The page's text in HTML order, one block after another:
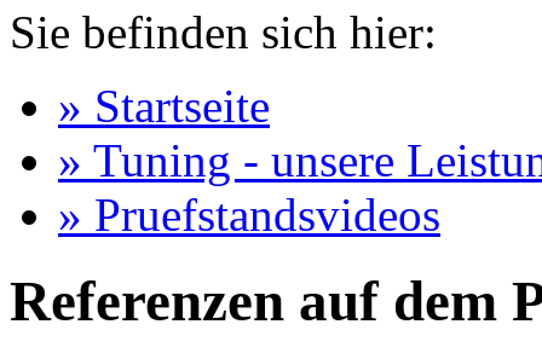
Sie befinden sich hier:
» Startseite
» Tuning - unsere
» Pruefstandsvideos
Referenzen auf dem